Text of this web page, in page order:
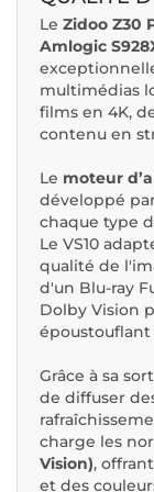
Le Zidoo Z30
Amlogic
multimédias
films en 4K,
contenu en
Le moteur
développé
chaque type
Le VS10
qualité de
d'un Blu-ray
Dolby Vision
époustouflant
Grâce à sa
de diffuser
charge les
Vision),
et des